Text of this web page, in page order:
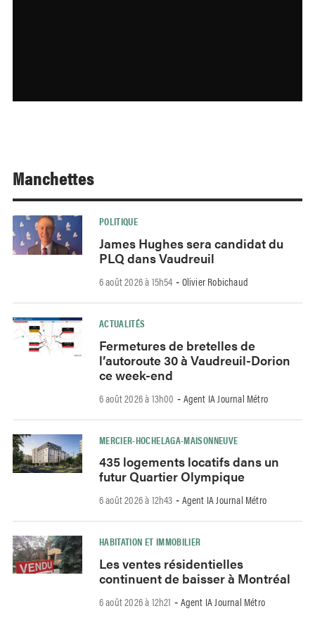
Manchettes
POLITIQUE
James Hughes sera candidat du
PLQ dans Vaudreuil
6 août 2026 à 15h54 - Olivier Robichaud
ACTUALITÉS
Fermetures de bretelles de
l’autoroute 30 à Vaudreuil-Dorion
ce week-end
6 août 2026 à 13h00 - Agent IA Journal Métro
MERCIER-HOCHELAGA-MAISONNEUVE
435 logements locatifs dans un
futur Quartier Olympique
6 août 2026 à 12h43 - Agent IA Journal Métro
HABITATION ET IMMOBILIER
Les ventes résidentielles
continuent de baisser à Montréal
6 août 2026 à 12h21 - Agent IA Journal Métro